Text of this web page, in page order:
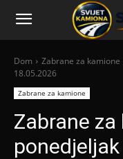
Dom Zabrane za kamione
18.05.2026
Zabrane za kamione
Zabrane